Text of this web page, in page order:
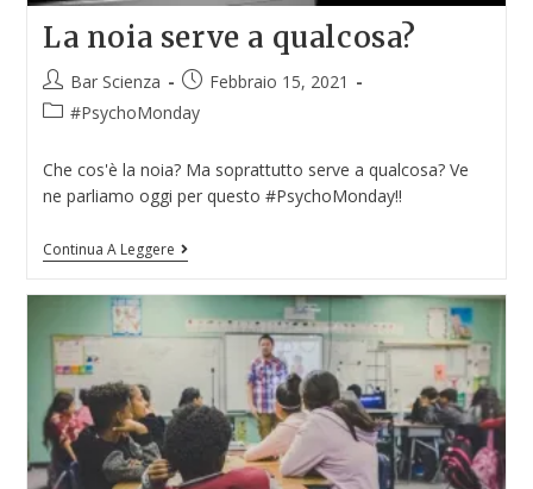
La noia serve a qualcosa?
Bar Scienza
Febbraio 15, 2021
#PsychoMonday
Che cos'è la noia? Ma soprattutto serve a qualcosa? Ve
ne parliamo oggi per questo #PsychoMonday!!
Continua A Leggere